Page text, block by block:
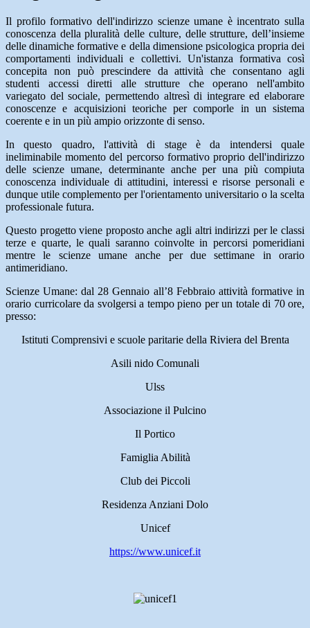
Il profilo formativo dell'indirizzo scienze umane è incentrato sulla
conoscenza della pluralità delle culture, delle strutture, dell’insieme
delle dinamiche formative e della dimensione psicologica propria dei
comportamenti individuali e collettivi. Un'istanza formativa così
concepita non può prescindere da attività che consentano agli
studenti accessi diretti alle strutture che operano nell'ambito
variegato del sociale, permettendo altresì di integrare ed elaborare
conoscenze e acquisizioni teoriche per comporle in un sistema
coerente e in un più ampio orizzonte di senso.
In questo quadro, l'attività di stage è da intendersi quale
ineliminabile momento del percorso formativo proprio dell'indirizzo
delle scienze umane, determinante anche per una più compiuta
conoscenza individuale di attitudini, interessi e risorse personali e
dunque utile complemento per l'orientamento universitario o la scelta
professionale futura.
Questo progetto viene proposto anche agli altri indirizzi per le classi
terze e quarte, le quali saranno coinvolte in percorsi pomeridiani
mentre le scienze umane anche per due settimane in orario
antimeridiano.
Scienze Umane: dal 28 Gennaio all’8 Febbraio attività formative in
orario curricolare da svolgersi a tempo pieno per un totale di 70 ore,
presso:
Istituti Comprensivi e scuole paritarie della Riviera del Brenta
Asili nido Comunali
Ulss
Associazione il Pulcino
Il Portico
Famiglia Abilità
Club dei Piccoli
Residenza Anziani Dolo
Unicef
https://www.unicef.it